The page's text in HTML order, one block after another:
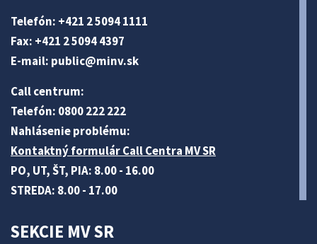
Telefón: +421 2 5094 1111
Fax: +421 2 5094 4397
E-mail: public@minv.sk
Call centrum:
Telefón: 0800 222 222
Nahlásenie problému:
Kontaktný formulár Call Centra MV SR
PO, UT, ŠT, PIA: 8.00 - 16.00
STREDA: 8.00 - 17.00
SEKCIE MV SR